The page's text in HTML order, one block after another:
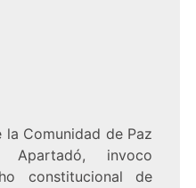
Comunidad de Paz
invoco
constitucional de